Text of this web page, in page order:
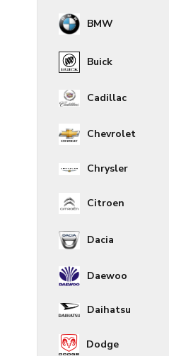
BMW
Buick
Cadillac
Chevrolet
Chrysler
Citroen
Dacia
Daewoo
Daihatsu
Dodge